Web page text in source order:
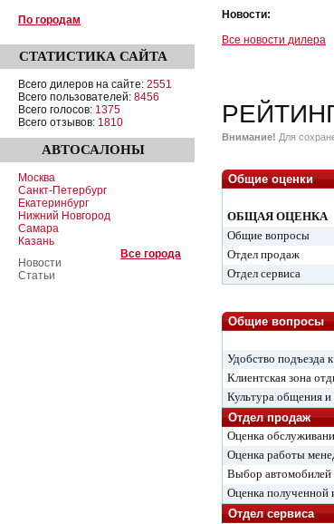
По городам
СТАТИСТИКА САЙТА
Всего дилеров на сайте: 2551
Всего пользователей: 8456
Всего голосов: 1375
Всего отзывов: 1810
АВТОСАЛОНЫ
Москва
Санкт-Петербург
Екатеринбург
Нижний Новгород
Самара
Казань
Все города
Новости
Статьи
Новости:
Все новости дилера
Внимание! Для
Общие оценки
ОБЩАЯ ОЦЕНКА
Общие вопросы
Отдел продаж
Отдел сервиса
Общие вопросы
Удобство подъезда
Клиентская зона
Культура общения
Отдел продаж
Оценка
Оценка работы
Выбор автомобилей
Оценка
Отдел сервиса